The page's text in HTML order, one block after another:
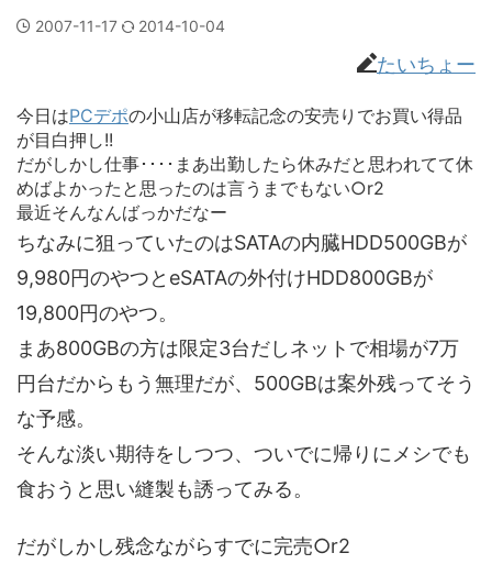
2007-11-17 2014-10-04
たいちょー
今日はPCデポの小山店が移転記念の安売りでお買い得品
が目白押し!!
だがしかし仕事････まあ出勤したら休みだと思われてて休
めばよかったと思ったのは言うまでもない○r2
最近そんなんばっかだなー
ちなみに狙っていたのはSATAの内臓HDD500GBが
9,980円のやつとeSATAの外付けHDD800GBが
19,800円のやつ。
まあ800GBの方は限定3台だしネットで相場が7万
円台だからもう無理だが、500GBは案外残ってそう
な予感。
そんな淡い期待をしつつ、ついでに帰りにメシでも
食おうと思い縫製も誘ってみる。
だがしかし残念ながらすでに完売○r2